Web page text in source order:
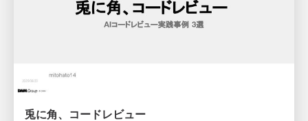
兎に角、コードレビュー